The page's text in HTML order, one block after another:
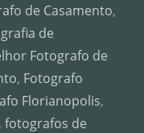
de Casamento,
de
Fotografo de
, Fotografo
Florianopolis,
, fotografos de